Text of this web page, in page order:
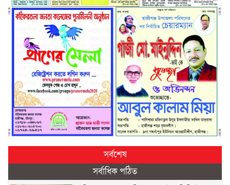
সর্বশেষ
সর্বাধিক পঠিত